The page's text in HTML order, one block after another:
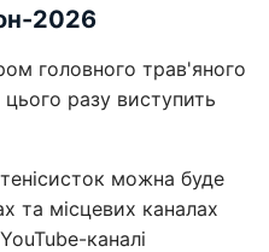
2026
головного трав'яного
цього разу виступить
можна буде
та місцевих каналах
каналі